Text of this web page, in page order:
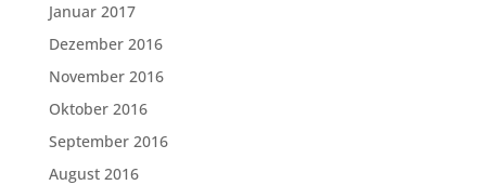
Januar 2017
Dezember 2016
November 2016
Oktober 2016
September 2016
August 2016